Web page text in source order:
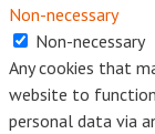
Non-necessary
Non-necessary
Any cookies that
website to
personal data via